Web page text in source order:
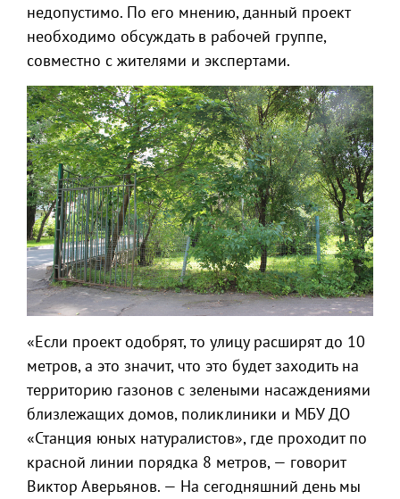
недопустимо. По его мнению, данный проект
необходимо обсуждать в рабочей группе,
совместно с жителями и экспертами.
«Если проект одобрят, то улицу расширят до 10
метров, а это значит, что это будет заходить на
территорию газонов с зелеными насаждениями
близлежащих домов, поликлиники и МБУ ДО
«Станция юных натуралистов», где проходит по
красной линии порядка 8 метров, — говорит
Виктор Аверьянов. — На сегодняшний день мы